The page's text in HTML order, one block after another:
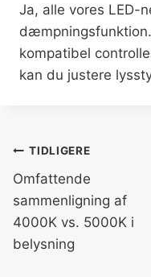
Ja, alle vores LED-
kompatibel
kan du justere
TIDLIGERE
Omfattende
sammenligning af
4000K vs. 5000K i
belysning